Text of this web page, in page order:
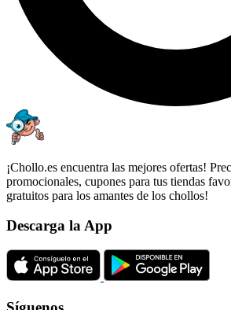
¡Chollo.es encuentra las mejores ofertas!
promocionales, cupones para tus tiendas
gratuitos para los amantes de los chollos!
Descarga la App